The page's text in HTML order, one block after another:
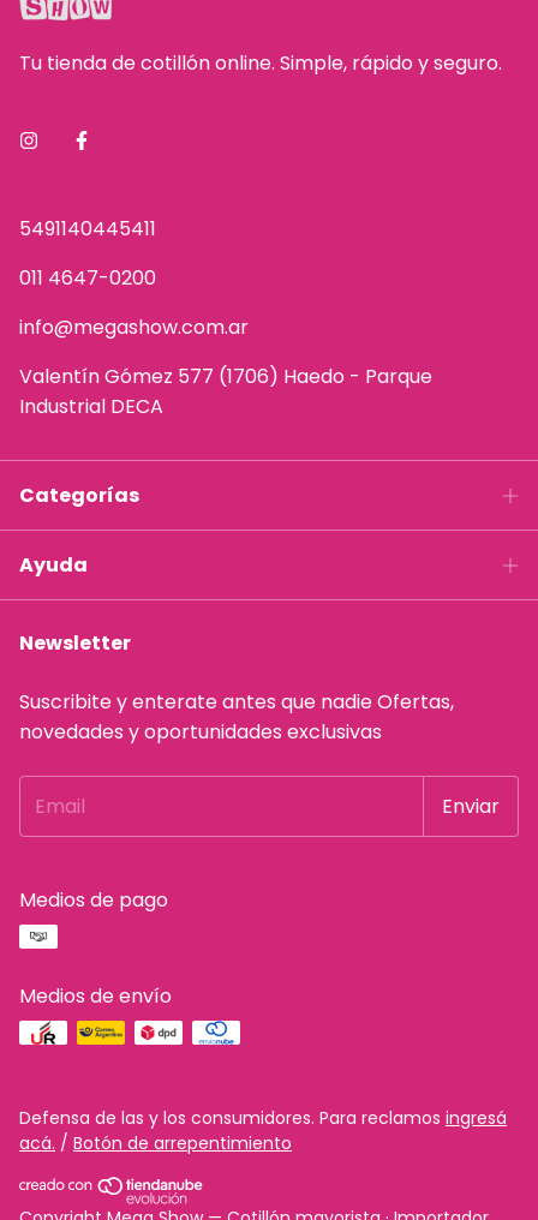
Tu tienda de cotillón online. Simple, rápido y seguro.
5491140445411
011 4647-0200
info@megashow.com.ar
Valentín Gómez 577 (1706) Haedo - Parque
Industrial DECA
Categorías
Ayuda
Newsletter
Suscribite y enterate antes que nadie Ofertas,
novedades y oportunidades exclusivas
Medios de pago
Medios de envío
Defensa de las y los consumidores. Para reclamos ingresá
acá. / Botón de arrepentimiento